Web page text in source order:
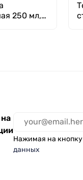
250 мл,
Нажимая на
данных